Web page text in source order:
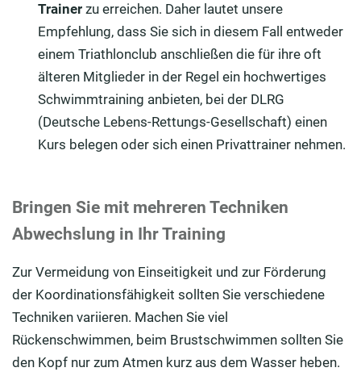
Trainer zu erreichen. Daher lautet unsere
Empfehlung, dass Sie sich in diesem Fall entweder
einem Triathlonclub anschließen die für ihre oft
älteren Mitglieder in der Regel ein hochwertiges
Schwimmtraining anbieten, bei der DLRG
(Deutsche Lebens-Rettungs-Gesellschaft) einen
Kurs belegen oder sich einen Privattrainer nehmen.
Bringen Sie mit mehreren Techniken
Abwechslung in Ihr Training
Zur Vermeidung von Einseitigkeit und zur Förderung
der Koordinationsfähigkeit sollten Sie verschiedene
Techniken variieren. Machen Sie viel
Rückenschwimmen, beim Brustschwimmen sollten Sie
den Kopf nur zum Atmen kurz aus dem Wasser heben.